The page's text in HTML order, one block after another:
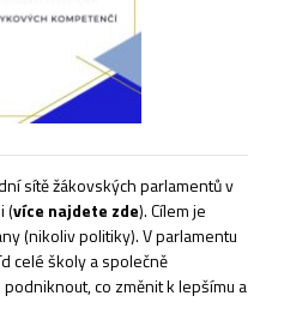
sítě žákovských parlamentů v
(více najdete zde). Cílem je
(nikoliv politiky). V parlamentu
celé školy a společně
co změnit k lepšímu a